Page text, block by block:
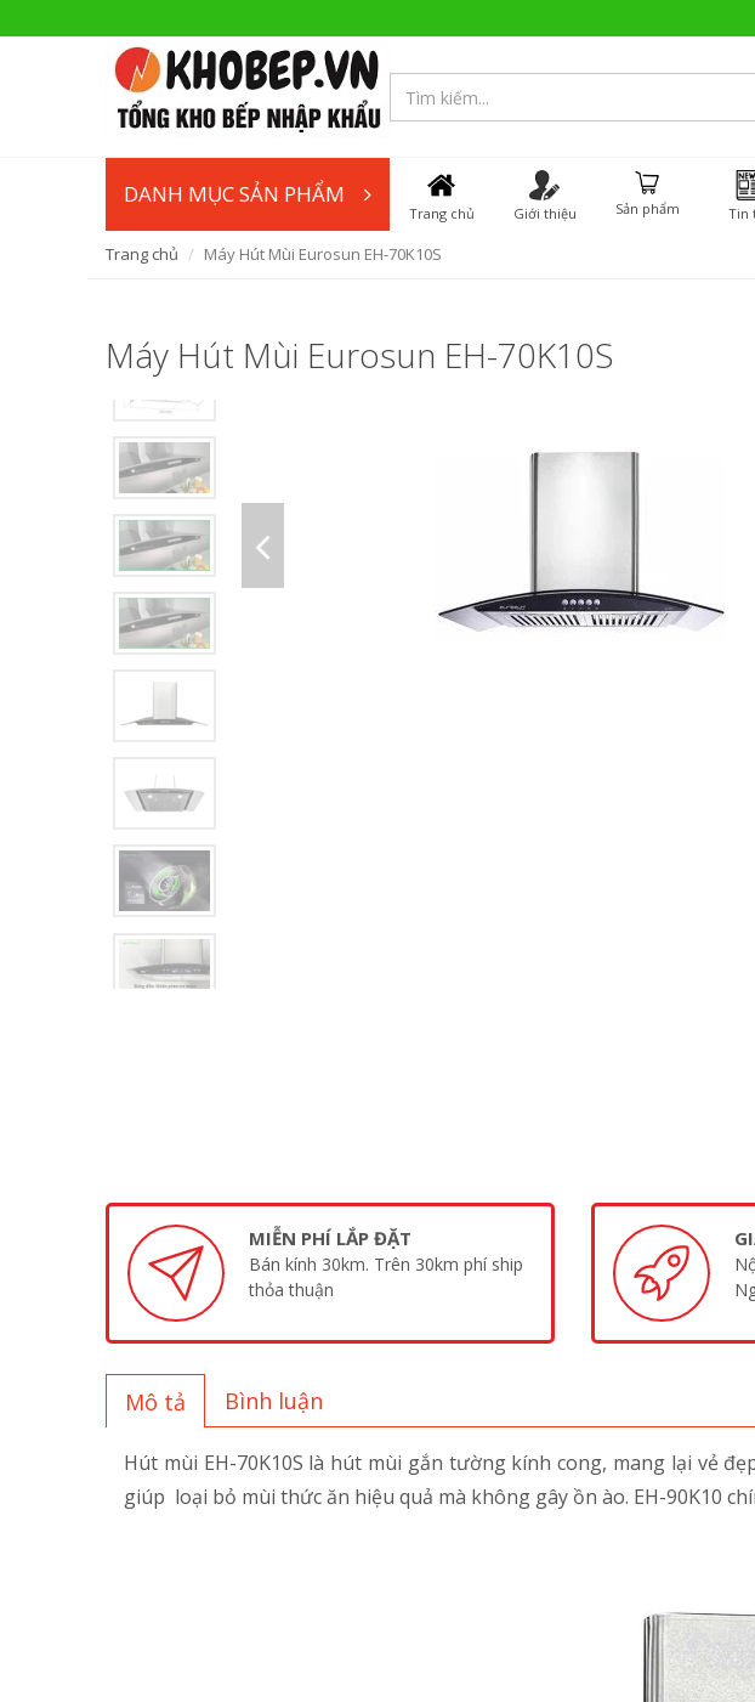
DANH MỤC SẢN PHẨM
Trang chủ Giới thiệu Sản phẩm Tin
Trang chủ Máy Hút Mùi Eurosun EH-70K10S
Máy Hút Mùi Eurosun EH-70K10S
MIỄN PHÍ LẮP ĐẶT
Bán kính 30km. Trên 30km phí ship
thỏa thuận
Mô tả Bình luận
Hút mùi EH-70K10S là hút mùi gắn tường kính cong, mang lại vẻ
giúp loại bỏ mùi thức ăn hiệu quả mà không gây ồn ào. EH-90K10